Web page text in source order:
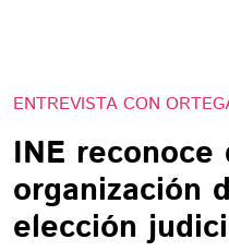
ENTREVISTA CON
INE
organización
elección